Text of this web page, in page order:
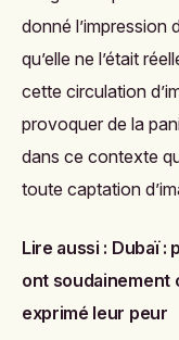
donné l’impression
qu’elle ne l’était
cette circulation
provoquer de la
dans ce contexte
toute captation
Lire aussi : Dubaï :
ont soudainement
exprimé leur peur